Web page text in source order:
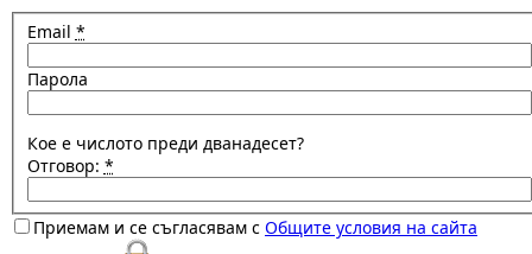
Email *
Парола
Кое е числото преди дванадесет?
Отговор: *
Приемам и се съгласявам с Общите условия на сайта